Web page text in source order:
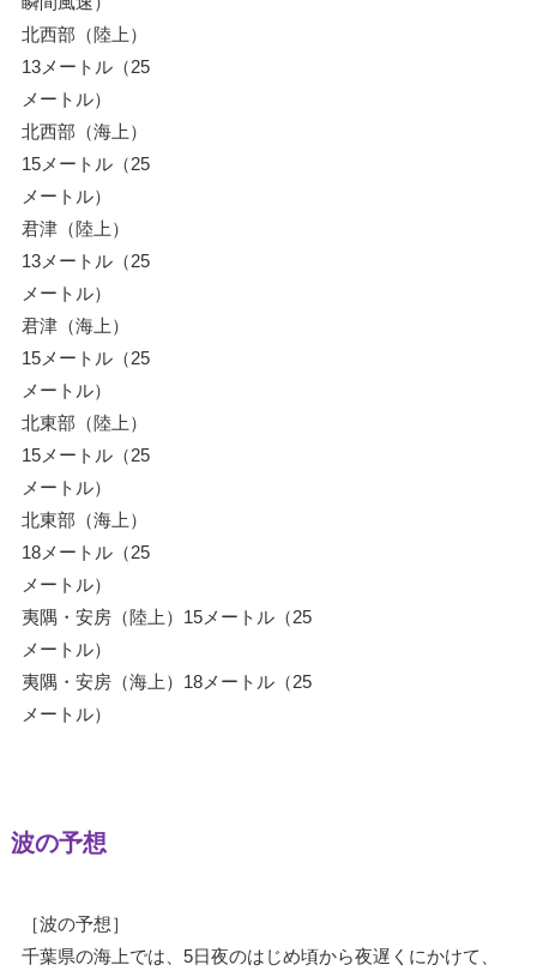
北西部（陸上）
13メートル（25
メートル）
北西部（海上）
15メートル（25
メートル）
君津（陸上）
13メートル（25
メートル）
君津（海上）
15メートル（25
メートル）
北東部（陸上）
15メートル（25
メートル）
北東部（海上）
18メートル（25
メートル）
夷隅・安房（陸上）15メートル（25
メートル）
夷隅・安房（海上）18メートル（25
メートル）
波の予想
［波の予想］
千葉県の海上では、5日夜のはじめ頃から夜遅くにかけて、